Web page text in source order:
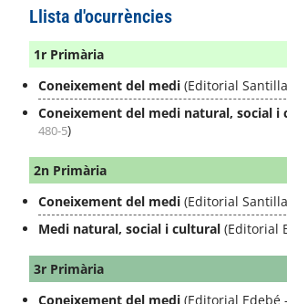
Llista d'ocurrències
1r Primària
Coneixement del medi (Editorial
Coneixement del medi natural, social i
480-5)
2n Primària
Coneixement del medi (Editorial
Medi natural, social i cultural (Editorial
3r Primària
Coneixement del medi (Editorial Edebé -